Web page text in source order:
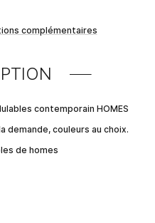
complémentaires
contemporain HOMES
demande, couleurs au choix.
de homes